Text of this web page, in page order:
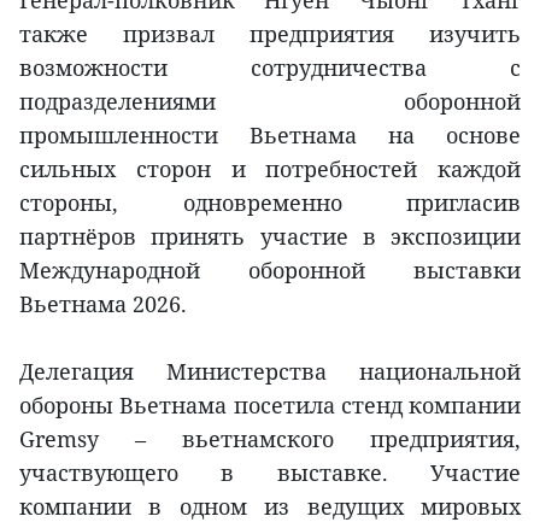
также призвал предприятия изучить
возможности сотрудничества с
подразделениями оборонной
промышленности Вьетнама на основе
сильных сторон и потребностей каждой
стороны, одновременно пригласив
партнёров принять участие в экспозиции
Международной оборонной выставки
Вьетнама 2026.
Делегация Министерства национальной
обороны Вьетнама посетила стенд компании
Gremsy – вьетнамского предприятия,
участвующего в выставке. Участие
компании в одном из ведущих мировых